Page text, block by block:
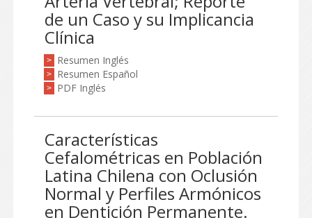
de un Caso y su Implicancia
Clínica
> Resumen Inglés
> Resumen Español
> PDF Inglés
Características
Cefalométricas en Población
Latina Chilena con Oclusión
Normal y Perfiles Armónicos
en Dentición Permanente.